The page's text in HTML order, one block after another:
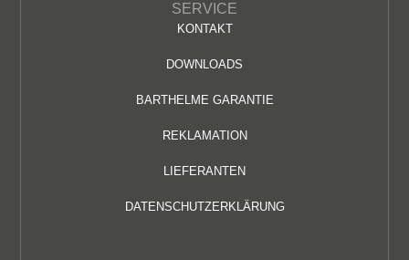
SERVICE
KONTAKT
DOWNLOADS
BARTHELME GARANTIE
REKLAMATION
LIEFERANTEN
DATENSCHUTZERKLÄRUNG